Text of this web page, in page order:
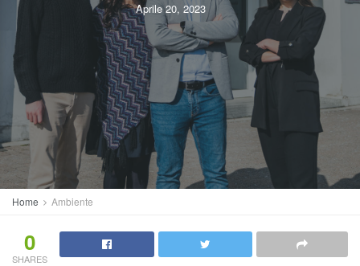
Aprile 20, 2023
Home Ambiente
0
SHARES